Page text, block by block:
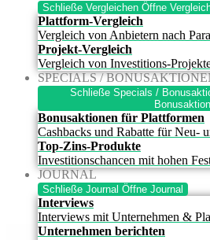
Schließe Vergleichen Öffne
Plattform-Vergleich
Vergleich von Anbietern nach
Projekt-Vergleich
Vergleich von Investitions-
SPECIALS /
Schließe Specials /
Bonusaktionen für Plattformen
Cashbacks und Rabatte für Neu-
Top-Zins-Produkte
Investitionschancen mit hohen
JOURNAL
Schließe Journal Öffne Journal
Interviews
Interviews mit Unternehmen &
Unternehmen berichten